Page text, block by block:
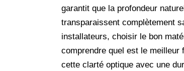
garantit que la profondeur
transparaissent complètement
installateurs, choisir le bon
comprendre quel est le meilleur
cette clarté optique avec une